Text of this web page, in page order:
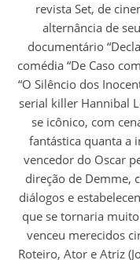
revista Set, de
alternância de
documentário
comédia “De Caso
“O Silêncio dos
serial killer Hannibal
se icônico, com
fantástica quanta a
vencedor do Oscar
direção de Demme,
diálogos e
que se tornaria
venceu merecidos
Roteiro, Ator e Atriz